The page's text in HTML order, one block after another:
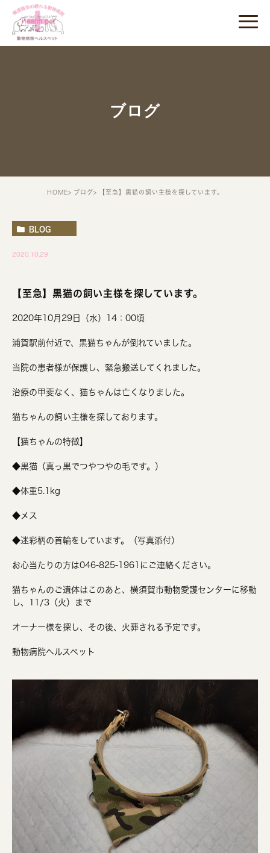
ブログ
HOME ブログ 【至急】黒猫の飼い主様を探しています。
BLOG
2020.10.29
【至急】黒猫の飼い主様を探しています。
2020年10月29日（水）14：00頃
浦賀駅前付近で、黒猫ちゃんが倒れていました。
当院の患者様が保護し、緊急搬送してくれました。
治療の甲斐なく、猫ちゃんは亡くなりました。
猫ちゃんの飼い主様を探しております。
【猫ちゃんの特徴】
◆黒猫（真っ黒でつやつやの毛です。）
◆体重5.1kg
◆メス
◆迷彩柄の首輪をしています。（写真添付）
お心当たりの方は046-825-1961にご連絡ください。
猫ちゃんのご遺体はこのあと、横須賀市動物愛護センターに移動
し、11/3（火）まで
オーナー様を探し、その後、火葬される予定です。
動物病院ヘルスペット